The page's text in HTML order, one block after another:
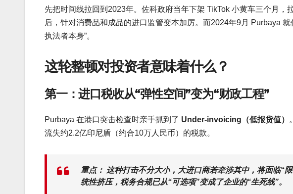
先把时间线拉回到2023年。佐科政府当年下架 TikTok 小黄车三个月，
后，针对消费品和成品的进口监管变本加厉。而2024年9月 Purbaya 就
执法者本身”。
这轮整顿对投资者意味着什么？
第一：进口税收从“弹性空间”变为“财政工程”
Purbaya 在港口突击检查时亲手抓到了 Under-invoicing（低报货值）
流失约2.2亿印尼盾（约合10万人民币）的税款。
重点： 这种打击不分大小，大进口商若牵涉其中，将面临“
统性挤压，税务合规已从“可选项”变成了企业的“生死线”。